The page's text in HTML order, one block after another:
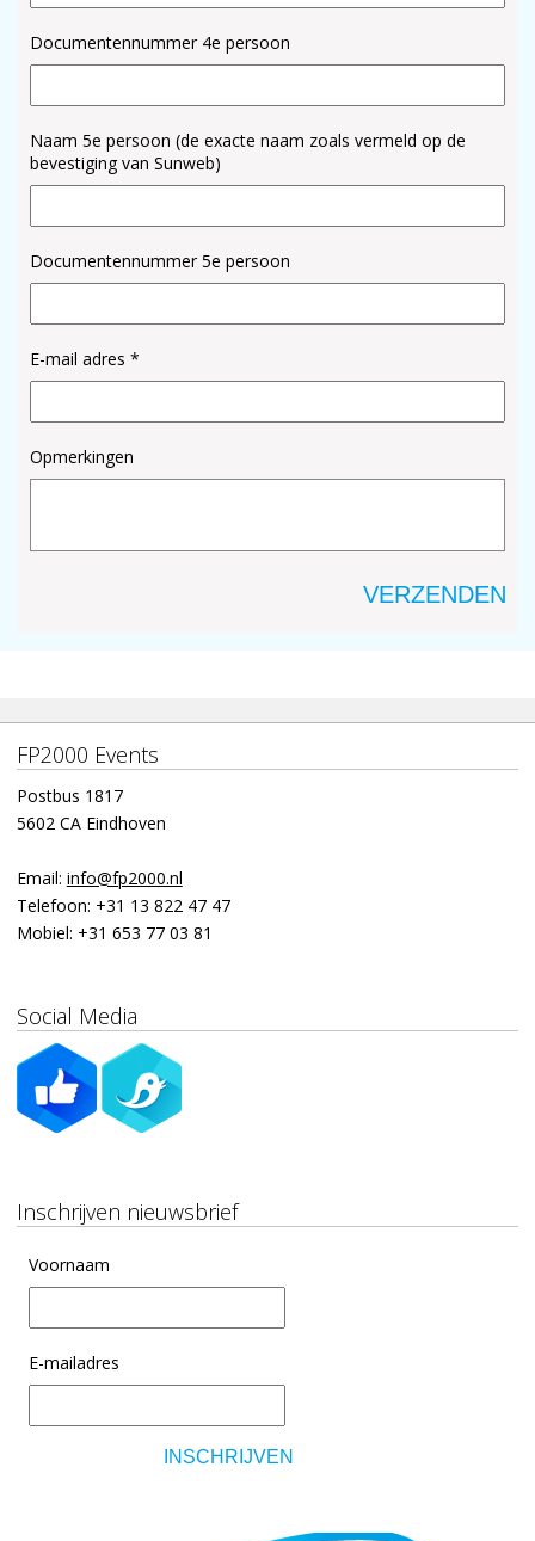
Documentennummer 4e persoon
Naam 5e persoon (de exacte naam zoals vermeld op de
bevestiging van Sunweb)
Documentennummer 5e persoon
E-mail adres *
Opmerkingen
FP2000 Events
Postbus 1817
5602 CA Eindhoven
Email: info@fp2000.nl
Telefoon: +31 13 822 47 47
Mobiel: +31 653 77 03 81
Social Media
Inschrijven nieuwsbrief
Voornaam
E-mailadres